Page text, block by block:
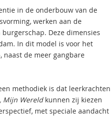
in de onderbouw van de
werken aan de
Deze dimensies
In dit model is voor het
naast de meer gangbare
methodiek is dat leerkrachten
Mijn Wereld kunnen zij kiezen
met speciale aandacht